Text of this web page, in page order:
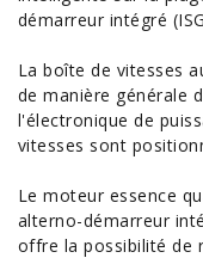
démarreur intégré
La boîte de vitesses
de manière générale
l'électronique de
vitesses sont
Le moteur essence
alterno-démarreur
offre la possibilité de